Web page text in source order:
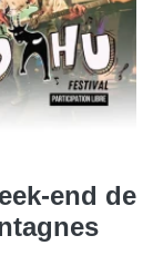
end de